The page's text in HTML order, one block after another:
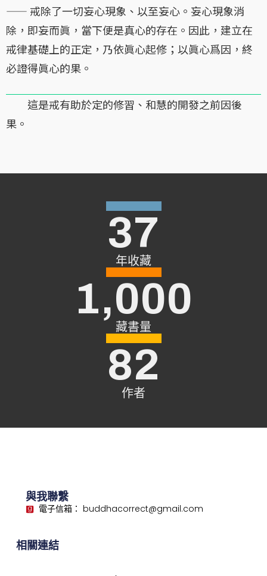
—— 戒除了一切妄心現象、以至妄心。妄心現象消
除，即妄而眞，當下便是真心的存在。因此，建立在
戒律基礎上的正定，乃依眞心起修；以眞心爲因，終
必證得眞心的果。
這是戒有助於定的修習、和慧的開發之前因後
果。
年收藏
37
藏書量
1,000
作者
82
與我聯繫
電子信箱： buddhacorrect@gmail.com
相關連結